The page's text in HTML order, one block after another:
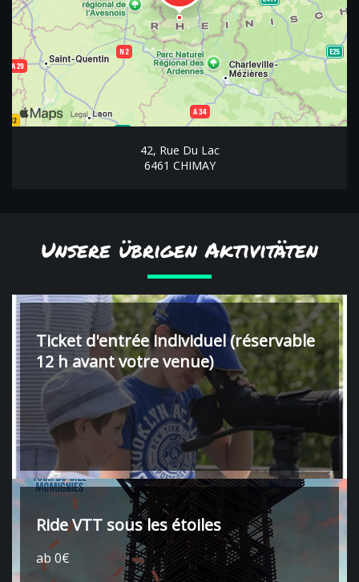
42, Rue Du Lac
6461 CHIMAY
Unsere übrigen Aktivitäten
Ticket d'entrée individuel (réservable
12 h avant votre venue)
Ride VTT sous les étoiles
ab 0€